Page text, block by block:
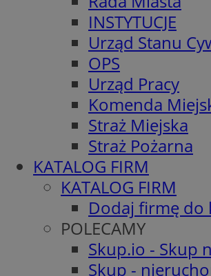
INSTYTUCJE
Urząd Stanu
OPS
Urząd Pracy
Komenda
Straż Miejska
Straż Pożarna
KATALOG FIRM
KATALOG FIRM
Dodaj firmę do
POLECAMY
Skup.io - Skup
Skup -